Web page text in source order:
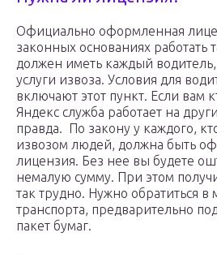
Официально оформленная
законных основаниях работать
должен иметь каждый
услуги извоза. Условия для
включают этот пункт. Если вам
Яндекс служба работает на
правда. По закону у каждого,
извозом людей, должна быть
лицензия. Без нее вы будете
немалую сумму. При этом
так трудно. Нужно обратиться в
транспорта, предварительно
пакет бумаг.